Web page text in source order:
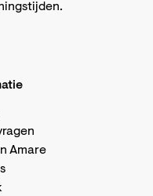
.
Amare